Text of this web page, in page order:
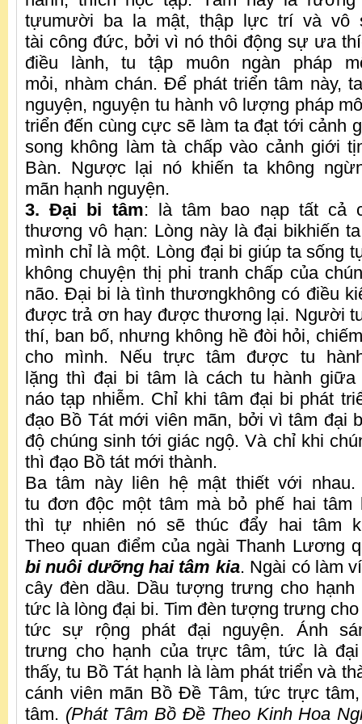
tựumười ba la mật, thập lực trí và vô
tài công đức, bởi vì nó thôi động sự ưa
điều lành, tu tập muôn ngàn pháp
mỏi, nhàm chán. Để phát triển tâm này,
nguyện, nguyện tu hành vô lượng pháp
triển đến cùng cực sẽ làm ta đạt tới cảnh
song không làm tà chấp vào cảnh giới
Bàn. Ngược lại nó khiến ta không
mãn hạnh nguyện.
3. Đại bi tâm: là tâm bao nạp tất cả
thương vô hạn: Lòng này là đại bikhiến
mình chỉ là một. Lòng đại bi giúp ta sống
không chuyện thị phi tranh chấp của
não. Đại bi là tình thươngkhông có điều
được trả ơn hay được thương lại. Người
thí, ban bố, nhưng không hề đòi hỏi,
cho mình. Nếu trực tâm được tu
lặng thì đại bi tâm là cách tu hành giữa
náo tạp nhiễm. Chỉ khi tâm đại bi phát
đạo Bồ Tát mới viên mãn, bởi vì tâm đại
độ chúng sinh tới giác ngộ. Và chỉ khi
thì đạo Bồ tát mới thành.
Ba tâm này liên hệ mật thiết với
tu đơn độc một tâm mà bỏ phế hai tâm
thì tự nhiên nó sẽ thúc đẩy hai tâm
Theo quan điểm của ngài Thanh Lương
bi nuôi dưỡng hai tâm kia. Ngài có làm
cây đèn dầu. Dầu tượng trưng cho
tức là lòng đại bi. Tim đèn tượng trưng
tức sự rộng phát đại nguyện. Ánh
trưng cho hạnh của trực tâm, tức là
thấy, tu Bồ Tát hạnh là làm phát triển và
cánh viên mãn Bồ Đề Tâm, tức trực
tâm. (Phát Tâm Bồ Đề Theo Kinh Hoa